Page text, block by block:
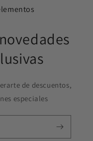
de descuentos,
especiales